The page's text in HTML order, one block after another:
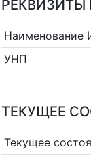
Наименование
УНП
ТЕКУЩЕЕ
Текущее